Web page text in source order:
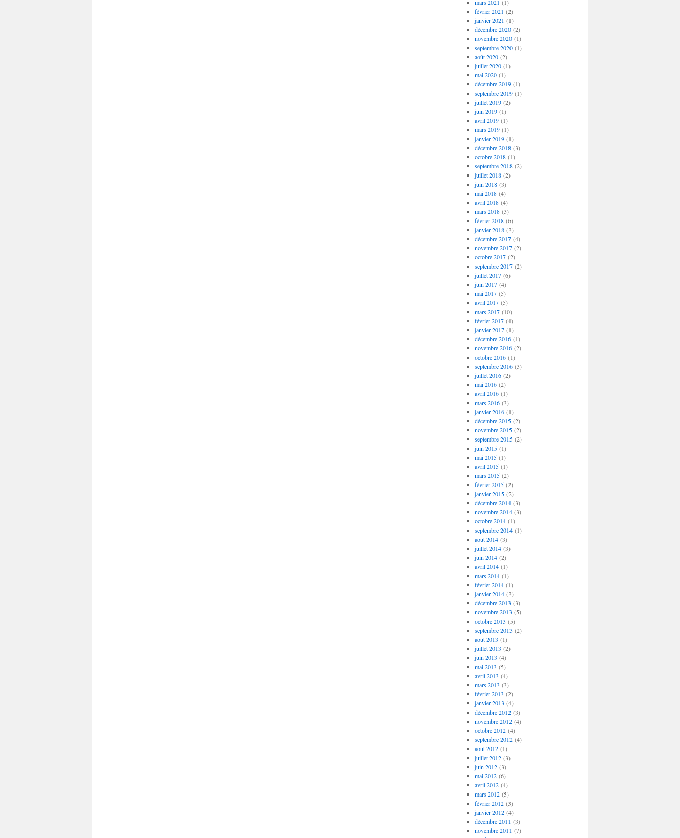
mars 2021 (1)
février 2021 (2)
janvier 2021 (1)
décembre 2020(2)
novembre 2020(1)
septembre 2020(1)
août 2020(2)
juillet 2020(1)
mai 2020(1)
décembre 2019(1)
septembre 2019(1)
juillet 2019(2)
juin 2019(1)
avril 2019(1)
mars 2019(1)
janvier 2019(1)
décembre 2018(3)
octobre 2018(1)
septembre 2018(2)
juillet 2018(2)
juin 2018(3)
mai 2018(4)
avril 2018(4)
mars 2018(3)
février 2018(6)
janvier 2018(3)
décembre 2017(4)
novembre 2017(2)
octobre 2017(2)
septembre 2017(2)
juillet 2017(6)
juin 2017(4)
mai 2017(5)
avril 2017(5)
mars 2017(10)
février 2017(4)
janvier 2017(1)
décembre 2016(1)
novembre 2016(2)
octobre 2016(1)
septembre 2016(3)
juillet 2016(2)
mai 2016(2)
avril 2016(1)
mars 2016(3)
janvier 2016(1)
décembre 2015(2)
novembre 2015(2)
septembre 2015(2)
juin 2015(1)
mai 2015(1)
avril 2015(1)
mars 2015(2)
février 2015(2)
janvier 2015(2)
décembre 2014(3)
novembre 2014(3)
octobre 2014(1)
septembre 2014(1)
août 2014(3)
juillet 2014(3)
juin 2014(2)
avril 2014(1)
mars 2014(1)
février 2014(1)
janvier 2014(3)
décembre 2013 (3)
novembre 2013 (5)
octobre 2013 (5)
septembre 2013 (2)
août 2013 (1)
juillet 2013 (2)
juin 2013 (4)
mai 2013 (5)
avril 2013 (4)
mars 2013 (3)
février 2013 (2)
janvier 2013 (4)
décembre 2012(3)
novembre 2012(4)
octobre 2012(4)
septembre 2012(4)
août 2012(1)
juillet 2012(3)
juin 2012(3)
mai 2012(6)
avril 2012(4)
mars 2012(5)
février 2012(3)
janvier 2012(4)
décembre 2011 (3)
novembre 2011 (7)